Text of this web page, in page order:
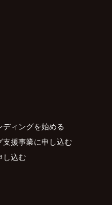
ィングを始める
援事業に申し込む
し込む